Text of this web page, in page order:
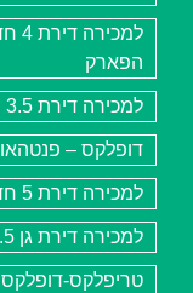
הפארק
למכירה דירת 3.5 חדרים בשכונת לב הפארק
דופלקס – פנטהאוז 5 ח' ,למכירה בלב הפארק
למכירה דירת 5 חדרים בשכונת לב הפארק
למכירה דירת גן 3.5 חדרים בשכונת לב הפארק
טריפלקס-